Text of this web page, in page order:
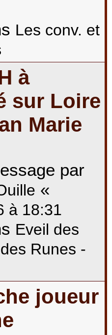
Les conv. et
à
sur Loire
Marie
par
«
à 18:31
Eveil des
Runes -
joueur